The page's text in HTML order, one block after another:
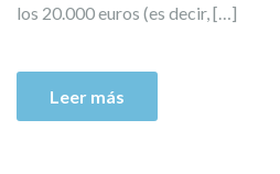
los 20.000 euros (es decir, […]
Leer más